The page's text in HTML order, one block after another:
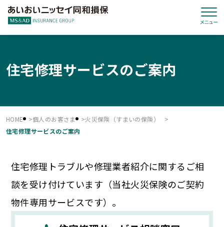
住宅修理サービスのご案内
HOME 個人のお客さま
火災保険（すまいの保険）
住宅修理サービスのご案内
住宅修理トラブルや修理業者紹介に関するご相
談を受け付けています（当社火災保険のご契約
物件専用サービスです）。